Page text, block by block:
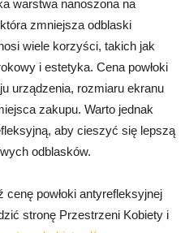
warstwa nanoszona na
zmniejsza odblaski
wiele korzyści, takich jak
i estetyka. Cena powłoki
urządzenia, rozmiaru ekranu
zakupu. Warto jednak
aby cieszyć się lepszą
odblasków.
cenę powłoki antyrefleksyjnej
stronę Przestrzeni Kobiety i